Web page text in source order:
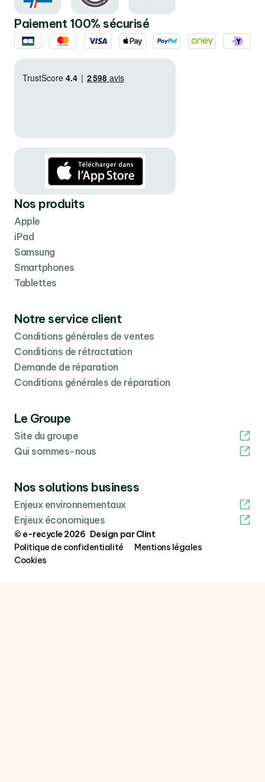
Paiement 100% sécurisé
Nos produits
Apple
iPad
Samsung
Smartphones
Tablettes
Notre service client
Conditions générales de ventes
Conditions de rétractation
Demande de réparation
Conditions générales de réparation
Le Groupe
Site du groupe
Qui sommes-nous
Nos solutions business
Enjeux environnementaux
Enjeux économiques
© e-recycle 2026 Design par Clint
Politique de confidentialité
Mentions légales
Cookies